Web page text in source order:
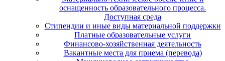
оснащенность образовательного процесса.
Доступная среда
Стипендии и иные виды материальной поддержки
Платные образовательные услуги
Финансово-хозяйственная деятельность
Вакантные места для приема (перевода)